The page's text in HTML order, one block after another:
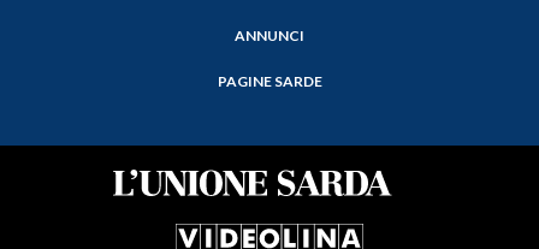
ANNUNCI
PAGINE SARDE